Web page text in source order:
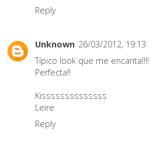
Reply
Unknown 26/03/2012, 19:13
Típico look que me encanta!!!!
Perfecta!!
Kissssssssssssss
Leire
Reply